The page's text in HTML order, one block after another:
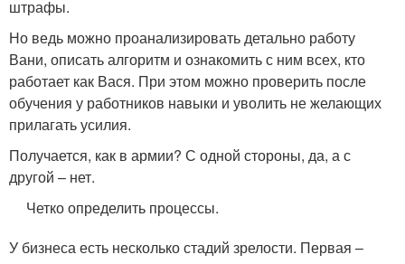
штрафы.
Но ведь можно проанализировать детально работу
Вани, описать алгоритм и ознакомить с ним всех, кто
работает как Вася. При этом можно проверить после
обучения у работников навыки и уволить не желающих
прилагать усилия.
Получается, как в армии? С одной стороны, да, а с
другой – нет.
Четко определить процессы.
У бизнеса есть несколько стадий зрелости. Первая –